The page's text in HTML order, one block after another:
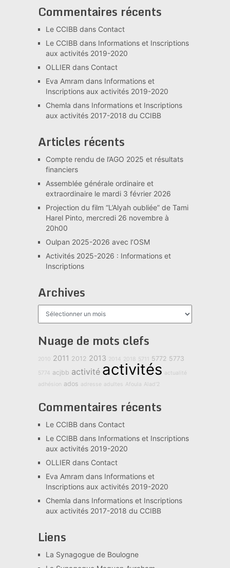
Commentaires récents
Le CCIBBdans Contact
Le CCIBBdans Informations et Inscriptions
aux activités 2019-2020
OLLIER dans Contact
Eva Amram dans Informations et
Inscriptions aux activités 2019-2020
Chemla dans Informations et Inscriptions
aux activités 2017-2018 du CCIBB
Articles récents
Compte rendu de l’AGO 2025 et résultats
financiers
Assemblée générale ordinaire et
extraordinaire le mardi 3 février 2026
Projection du film “L’Alyah oubliée” de Tami
Harel Pinto, mercredi 26 novembre à
20h00
Oulpan 2025-2026 avec l’OSM
Activités 2025-2026 : Informations et
Inscriptions
Archives
Archives
Nuage de mots clefs
2010 2011 2012 2013 2014 2018 5711 5772 5773
5774 acjbb activité activités actualité
adhésion ados adresse adultes Afoula Alad'2
Commentaires récents
Le CCIBBdans Contact
Le CCIBBdans Informations et Inscriptions
aux activités 2019-2020
OLLIER dans Contact
Eva Amram dans Informations et
Inscriptions aux activités 2019-2020
Chemla dans Informations et Inscriptions
aux activités 2017-2018 du CCIBB
Liens
La Synagogue de Boulogne